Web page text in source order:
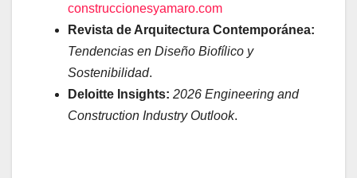
construccionesyamaro.com
Revista de Arquitectura Contemporánea:
Tendencias en Diseño Biofílico y
Sostenibilidad.
Deloitte Insights: 2026 Engineering and
Construction Industry Outlook.